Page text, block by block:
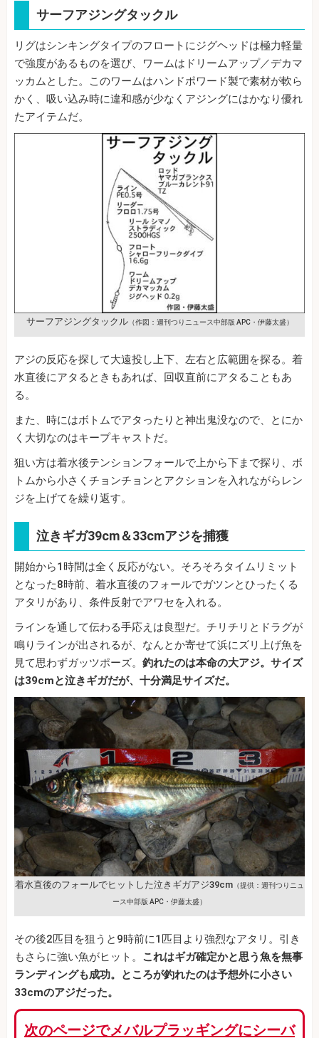
サーフアジングタックル
リグはシンキングタイプのフロートにジグヘッドは極力軽量
で強度があるものを選び、ワームはドリームアップ／デカマ
ッカムとした。このワームはハンドポワード製で素材が軟ら
かく、吸い込み時に違和感が少なくアジングにはかなり優れ
たアイテムだ。
サーフアジングタックル（作図：週刊つりニュース中部版 APC・伊藤太盛）
アジの反応を探して大遠投し上下、左右と広範囲を探る。着
水直後にアタるときもあれば、回収直前にアタることもあ
る。
また、時にはボトムでアタったりと神出鬼没なので、とにか
く大切なのはキープキャストだ。
狙い方は着水後テンションフォールで上から下まで探り、ボ
トムから小さくチョンチョンとアクションを入れながらレン
ジを上げてを繰り返す。
泣きギガ39cm＆33cmアジを捕獲
開始から1時間は全く反応がない。そろそろタイムリミット
となった8時前、着水直後のフォールでガツンとひったくる
アタリがあり、条件反射でアワセを入れる。
ラインを通して伝わる手応えは良型だ。チリチリとドラグが
鳴りラインが出されるが、なんとか寄せて浜にズリ上げ魚を
見て思わずガッツポーズ。 釣れたのは本命の大アジ。サイズ
は39cmと泣きギガだが、十分満足サイズだ。
着水直後のフォールでヒットした泣きギガアジ39cm （提供：週刊つりニュ
ース中部版 APC・伊藤太盛）
その後2匹目を狙うと9時前に1匹目より強烈なアタリ。引き
もさらに強い魚がヒット。 これはギガ確定かと思う魚を無事
ランディングも成功。ところが釣れたのは予想外に小さい
33cmのアジだった。
次のページでメバルプラッギングにシーバ